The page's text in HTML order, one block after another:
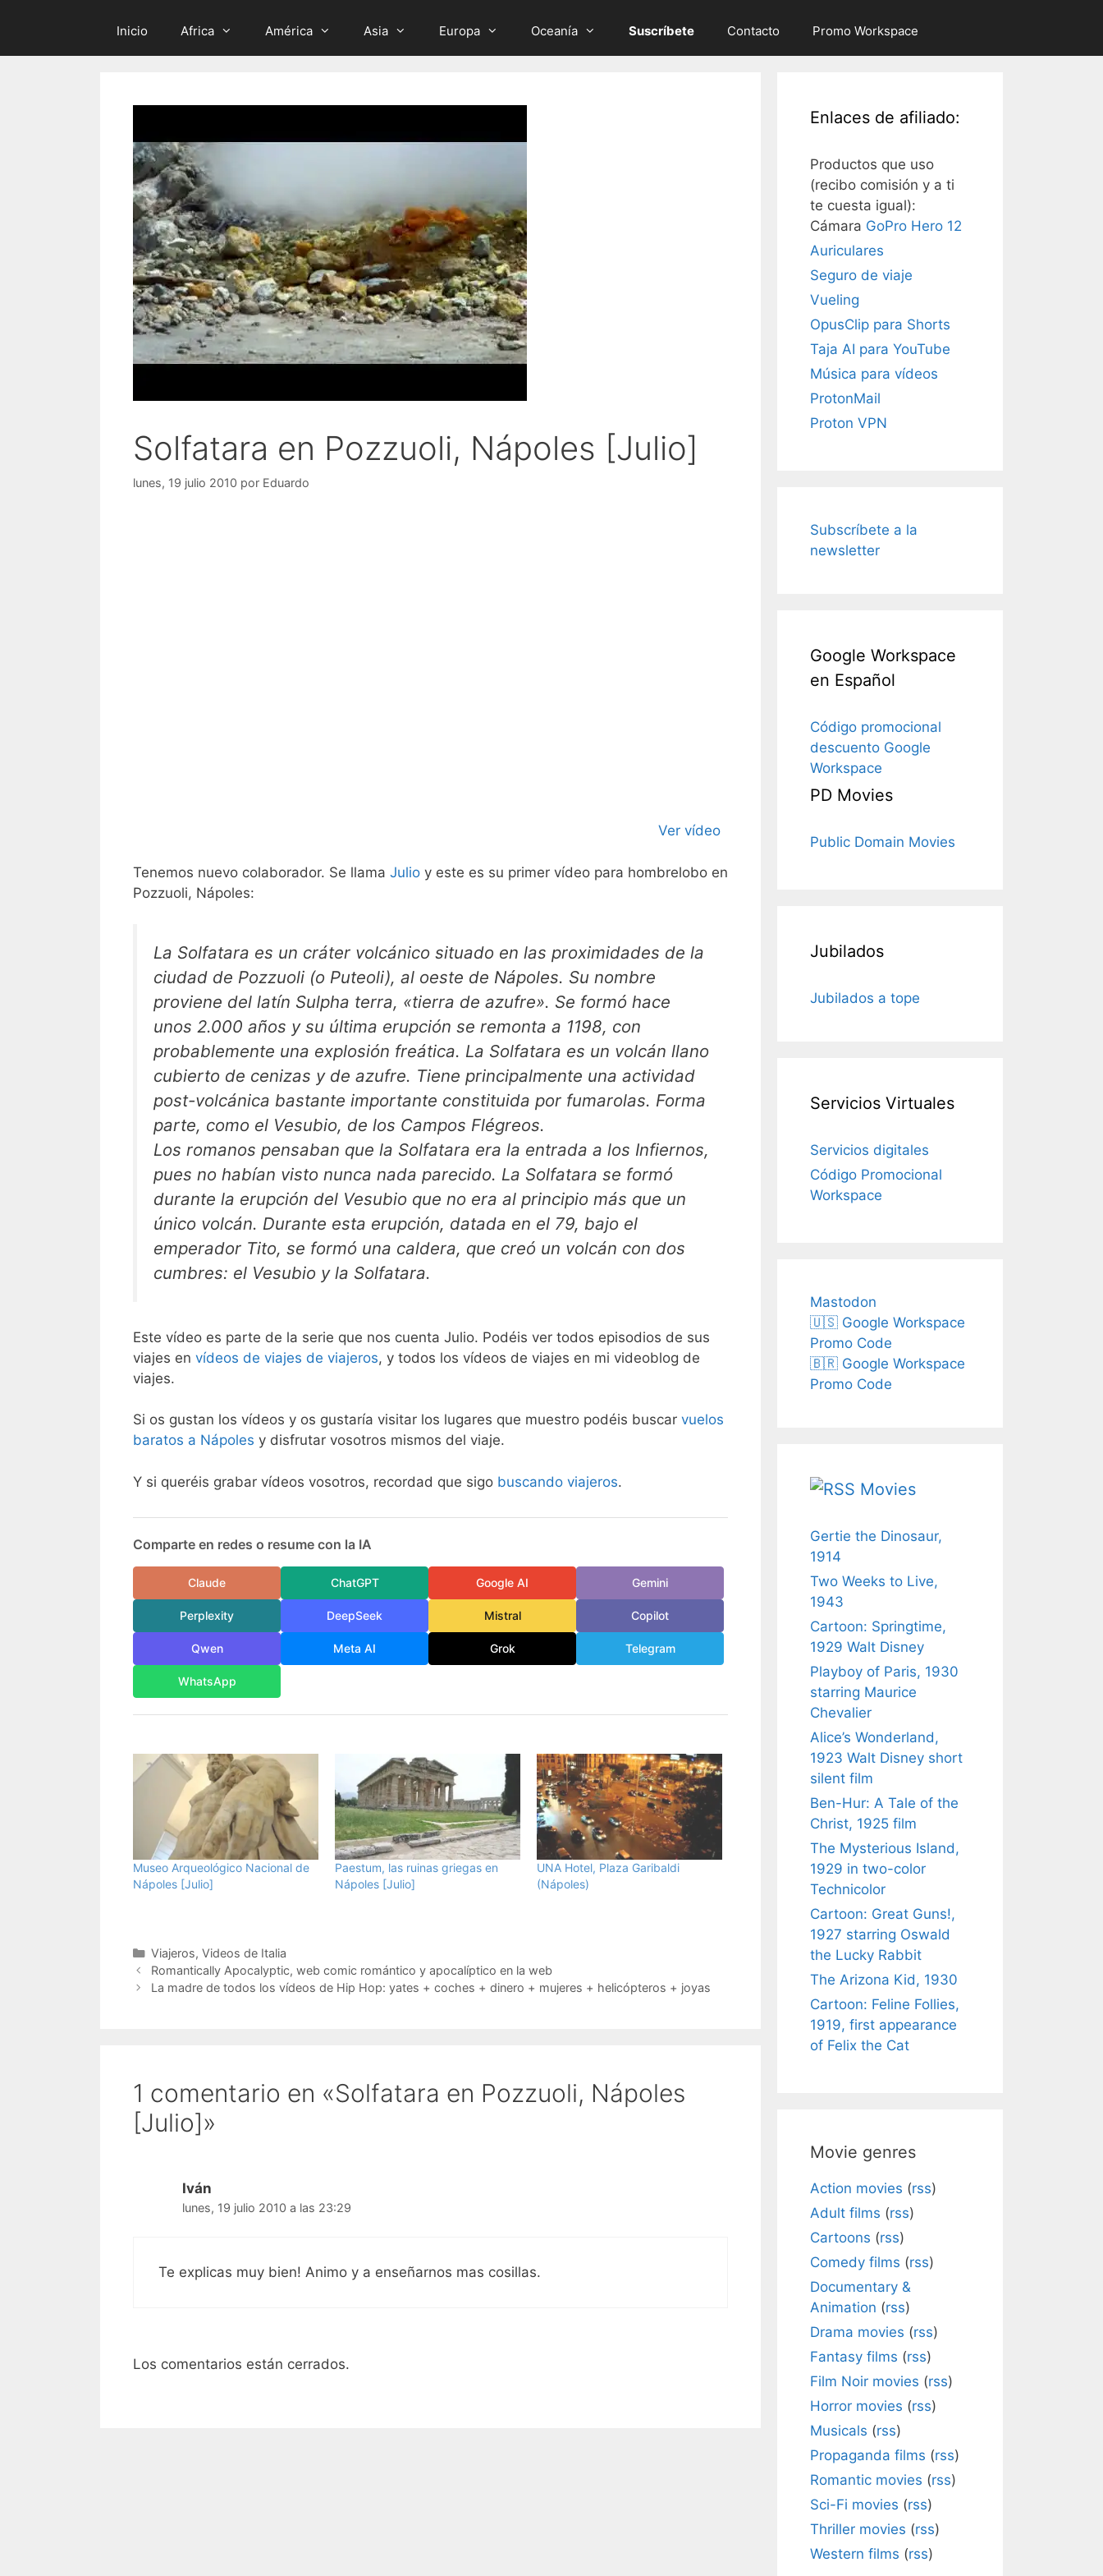
Inicio Africa América Asia Europa Oceanía Suscríbete Contacto Promo Workspace
Solfatara en Pozzuoli, Nápoles [Julio]
lunes, 19 julio 2010 por Eduardo
Ver vídeo
Tenemos nuevo colaborador. Se llama Julio y este es su primer vídeo para hombrelobo en
Pozzuoli, Nápoles:
La Solfatara es un cráter volcánico situado en las proximidades de la
ciudad de Pozzuoli (o Puteoli), al oeste de Nápoles. Su nombre
proviene del latín Sulpha terra, «tierra de azufre». Se formó hace
unos 2.000 años y su última erupción se remonta a 1198, con
probablemente una explosión freática. La Solfatara es un volcán llano
cubierto de cenizas y de azufre. Tiene principalmente una actividad
post-volcánica bastante importante constituida por fumarolas. Forma
parte, como el Vesubio, de los Campos Flégreos.
Los romanos pensaban que la Solfatara era la entrada a los Infiernos,
pues no habían visto nunca nada parecido. La Solfatara se formó
durante la erupción del Vesubio que no era al principio más que un
único volcán. Durante esta erupción, datada en el 79, bajo el
emperador Tito, se formó una caldera, que creó un volcán con dos
cumbres: el Vesubio y la Solfatara.
Este vídeo es parte de la serie que nos cuenta Julio. Podéis ver todos episodios de sus
viajes en vídeos de viajes de viajeros, y todos los vídeos de viajes en mi videoblog de
viajes.
Si os gustan los vídeos y os gustaría visitar los lugares que muestro podéis buscar vuelos
baratos a Nápoles y disfrutar vosotros mismos del viaje.
Y si queréis grabar vídeos vosotros, recordad que sigo buscando viajeros.
Comparte en redes o resume con la IA
Claude ChatGPT Google AI Gemini
Perplexity DeepSeek Mistral Copilot
Qwen Meta AI Grok Telegram
WhatsApp
Museo Arqueológico Nacional de
Nápoles [Julio]
Paestum, las ruinas griegas en
Nápoles [Julio]
UNA Hotel, Plaza Garibaldi
(Nápoles)
Categorías
Viajeros, Videos de Italia
Romantically Apocalyptic, web comic romántico y apocalíptico en la web
La madre de todos los vídeos de Hip Hop: yates + coches + dinero + mujeres + helicópteros + joyas
1 comentario en «Solfatara en Pozzuoli, Nápoles
[Julio]»
Iván
lunes, 19 julio 2010 a las 23:29
Te explicas muy bien! Animo y a enseñarnos mas cosillas.
Los comentarios están cerrados.
Enlaces de afiliado:
Productos que uso
(recibo comisión y a ti
te cuesta igual):
Cámara GoPro Hero 12
Auriculares
Seguro de viaje
Vueling
OpusClip para Shorts
Taja AI para YouTube
Música para vídeos
ProtonMail
Proton VPN
Subscríbete a la
newsletter
Google Workspace
en Español
Código promocional
descuento Google
Workspace
PD Movies
Public Domain Movies
Jubilados
Jubilados a tope
Servicios Virtuales
Servicios digitales
Código Promocional
Workspace
Mastodon
🇺🇸 Google Workspace
Promo Code
🇧🇷 Google Workspace
Promo Code
Movies
Gertie the Dinosaur,
1914
Two Weeks to Live,
1943
Cartoon: Springtime,
1929 Walt Disney
Playboy of Paris, 1930
starring Maurice
Chevalier
Alice’s Wonderland,
1923 Walt Disney short
silent film
Ben-Hur: A Tale of the
Christ, 1925 film
The Mysterious Island,
1929 in two-color
Technicolor
Cartoon: Great Guns!,
1927 starring Oswald
the Lucky Rabbit
The Arizona Kid, 1930
Cartoon: Feline Follies,
1919, first appearance
of Felix the Cat
Movie genres
Action movies (rss)
Adult films (rss)
Cartoons (rss)
Comedy films (rss)
Documentary &
Animation (rss)
Drama movies (rss)
Fantasy films (rss)
Film Noir movies (rss)
Horror movies (rss)
Musicals (rss)
Propaganda films (rss)
Romantic movies (rss)
Sci-Fi movies (rss)
Thriller movies (rss)
Western films (rss)